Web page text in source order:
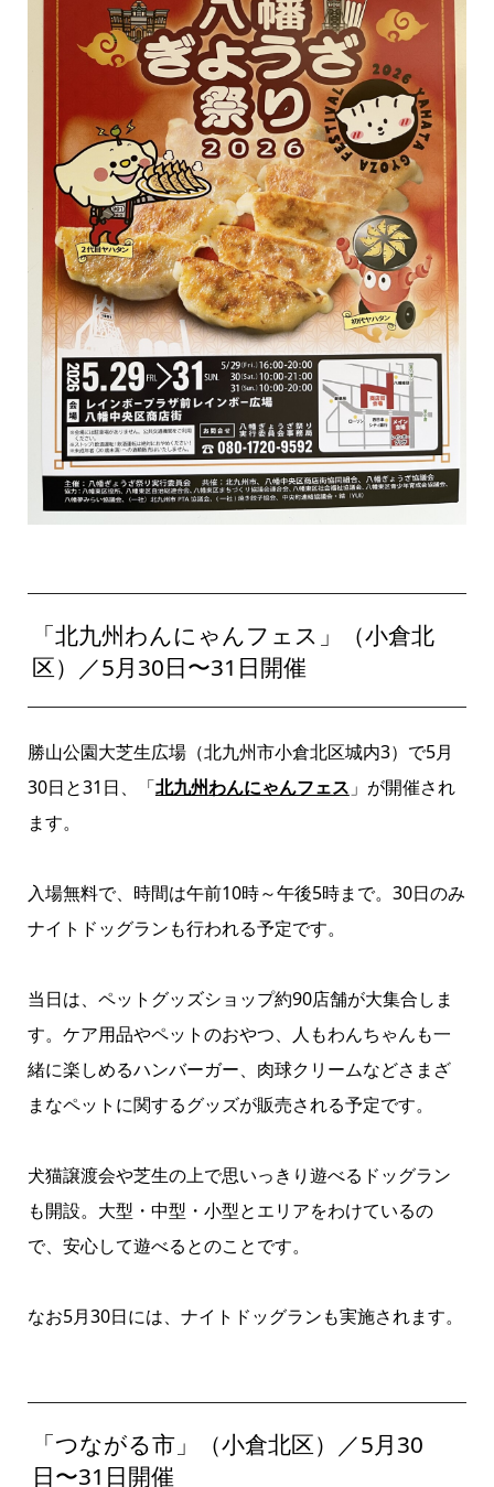
「北九州わんにゃんフェス」（小倉北
区）／5月30日〜31日開催
勝山公園大芝生広場（北九州市小倉北区城内3）で5月
30日と31日、「北九州わんにゃんフェス 」が開催され
ます。
入場無料で、時間は午前10時～午後5時まで。30日のみ
ナイトドッグランも行われる予定です。
当日は、ペットグッズショップ約90店舗が大集合しま
す。ケア用品やペットのおやつ、人もわんちゃんも一
緒に楽しめるハンバーガー、肉球クリームなどさまざ
まなペットに関するグッズが販売される予定です。
犬猫譲渡会や芝生の上で思いっきり遊べるドッグラン
も開設。大型・中型・小型とエリアをわけているの
で、安心して遊べるとのことです。
なお5月30日には、ナイトドッグランも実施されます。
「つながる市」（小倉北区）／5月30
日〜31日開催